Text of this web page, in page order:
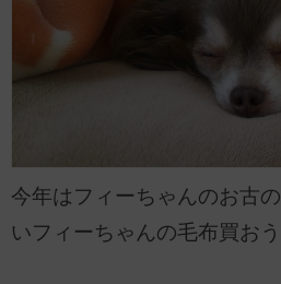
今年はフィーちゃんのお古
いフィーちゃんの毛布買おう